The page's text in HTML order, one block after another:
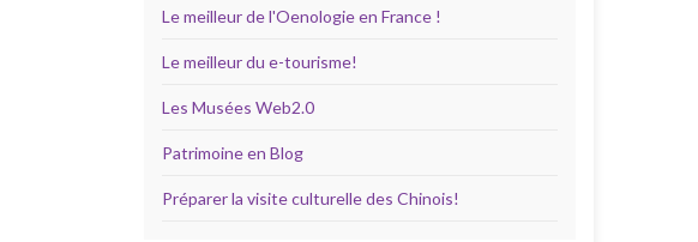
Le meilleur de l'Oenologie en France !
Le meilleur du e-tourisme!
Les Musées Web2.0
Patrimoine en Blog
Préparer la visite culturelle des Chinois!